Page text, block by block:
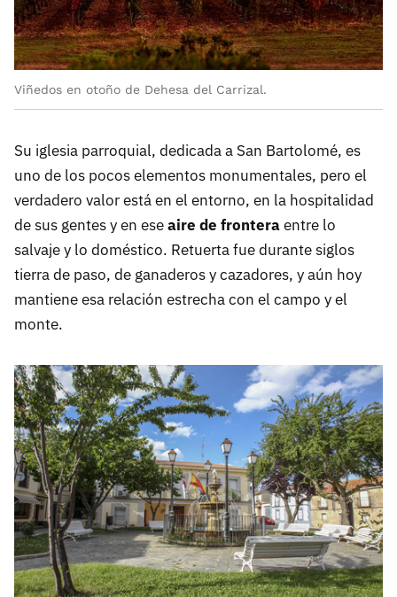
Viñedos en otoño de Dehesa del Carrizal.
Su iglesia parroquial, dedicada a San Bartolomé, es
uno de los pocos elementos monumentales, pero el
verdadero valor está en el entorno, en la hospitalidad
de sus gentes y en eseaire de fronteraentre lo
salvaje y lo doméstico. Retuerta fue durante siglos
tierra de paso, de ganaderos y cazadores, y aún hoy
mantiene esa relación estrecha con el campo y el
monte.